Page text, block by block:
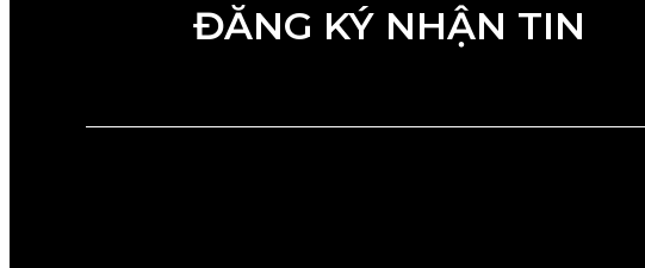
ĐĂNG KÝ NHẬN TIN